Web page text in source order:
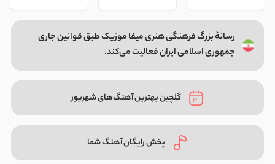
رسانهٔ بزرگ فرهنگی هنری میفا موزیک طبق قوانین جاری
جمهوری اسلامی ایران فعالیت می‌کند.
گلچین بهترین آهنگ‌های شهریور
پخش رایگان آهنگ شما